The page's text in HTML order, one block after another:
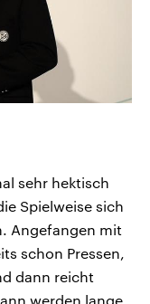
sehr hektisch
Spielweise sich
Angefangen mit
schon Pressen,
dann reicht
werden lange